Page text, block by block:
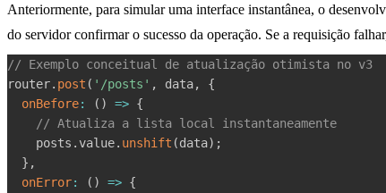
Anteriormente, para simular uma interface instantânea, o
do servidor confirmar o sucesso da operação. Se a requisição
// Exemplo conceitual de atualização otimista no v3
router. post ( '/posts' , data,
{
onBefore: ( ) => {
// Atualiza a lista local instantaneamente
    posts
. value. unshift (data) ;
} ,
onError: ( ) => {